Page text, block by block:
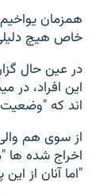
همزمان
خاص هیچ
در عین حال
این افراد، در
اند که
از سوی هم
اخراج شده ها
"اما آنان از